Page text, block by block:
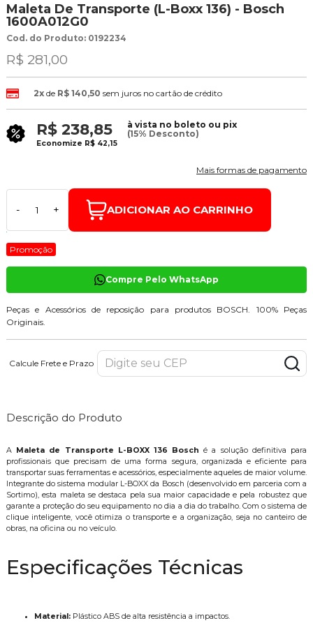
Maleta De Transporte (L-Boxx 136) - Bosch
1600A012G0
Cod. do Produto: 0192234
R$ 281,00
2xde R$ 140,50 sem juros no cartão de crédito
R$ 238,85
à vista no boleto ou pix
(15% Desconto)
Economize R$ 42,15
Mais formas de pagamento
- + ADICIONAR AO CARRINHO
Promoção
Compre Pelo WhatsApp
Peças e Acessórios de reposição para produtos BOSCH. 100% Peças
Originais.
Calcule Frete e Prazo
Descrição do Produto
A Maleta de Transporte L-BOXX 136 Bosch é a solução definitiva para
profissionais que precisam de uma forma segura, organizada e eficiente para
transportar suas ferramentas e acessórios, especialmente aqueles de maior volume.
Integrante do sistema modular L-BOXX da Bosch (desenvolvido em parceria com a
Sortimo), esta maleta se destaca pela sua maior capacidade e pela robustez que
garante a proteção do seu equipamento no dia a dia do trabalho. Com o sistema de
clique inteligente, você otimiza o transporte e a organização, seja no canteiro de
obras, na oficina ou no veículo.
Especificações Técnicas
Material:Plástico ABS de alta resistência a impactos.